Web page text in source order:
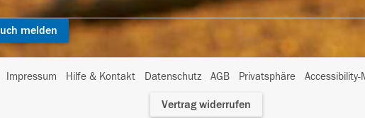
melden
Impressum Hilfe & Kontakt Datenschutz AGB Privatsphäre
I
Vertrag widerrufen